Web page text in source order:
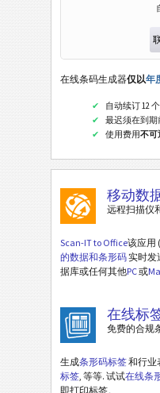
在线条码生成器仅以年
自动续订 12
最迟须在到期
使用费用不可
移动数
远程扫描仪
Scan-IT to Office该应用
的数据和条形码实时发
据库或任何其他PC或
在线标
免费的合规
生成条形码标签和行业
标签 , 等等. 试试在线条
即打印标签。